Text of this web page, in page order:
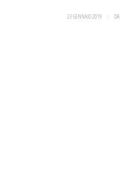
23 GENNAIO 2019 / DA